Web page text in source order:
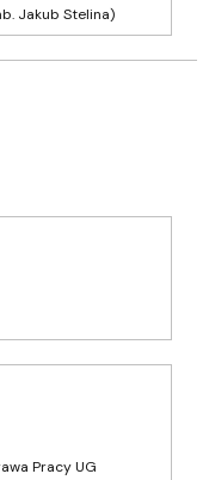
Jakub Stelina)
Pracy UG